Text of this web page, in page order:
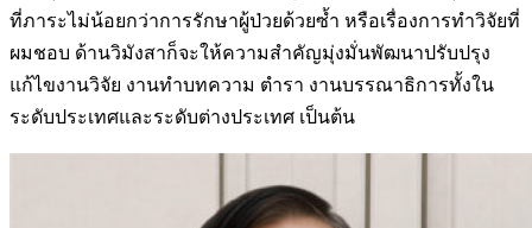
ที่ภาระไม่น้อยกว่าการรักษาผู้ป่วยด้วยซ้ำ หรือเรื่องการทำวิจัยที่
ผมชอบ ด้านวิมังสาก็จะให้ความสำคัญมุ่งมั่นพัฒนาปรับปรุง
แก้ไขงานวิจัย งานทำบทความ ตำรา งานบรรณาธิการทั้งใน
ระดับประเทศและระดับต่างประเทศ เป็นต้น